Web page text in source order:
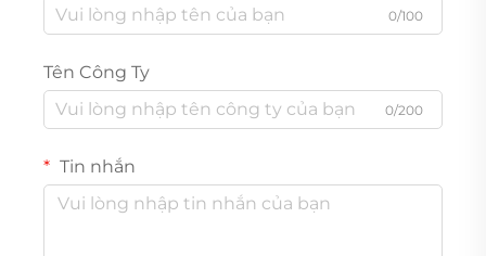
0/100
Tên Công Ty
0/200
Tin nhắn